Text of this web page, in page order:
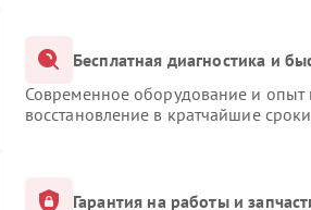
Бесплатная диагностика и
Современное оборудование и опыт
восстановление в кратчайшие
Гарантия на работы и